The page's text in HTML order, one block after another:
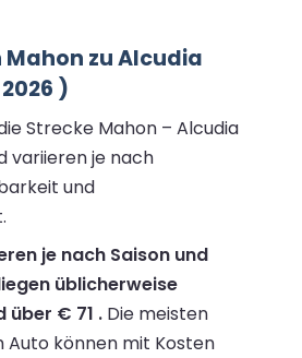
Mahon zu Alcudia
)
Strecke Mahon – Alcudia
variieren je nach
und
je nach Saison und
üblicherweise
über € 71 . Die meisten
Auto können mit Kosten